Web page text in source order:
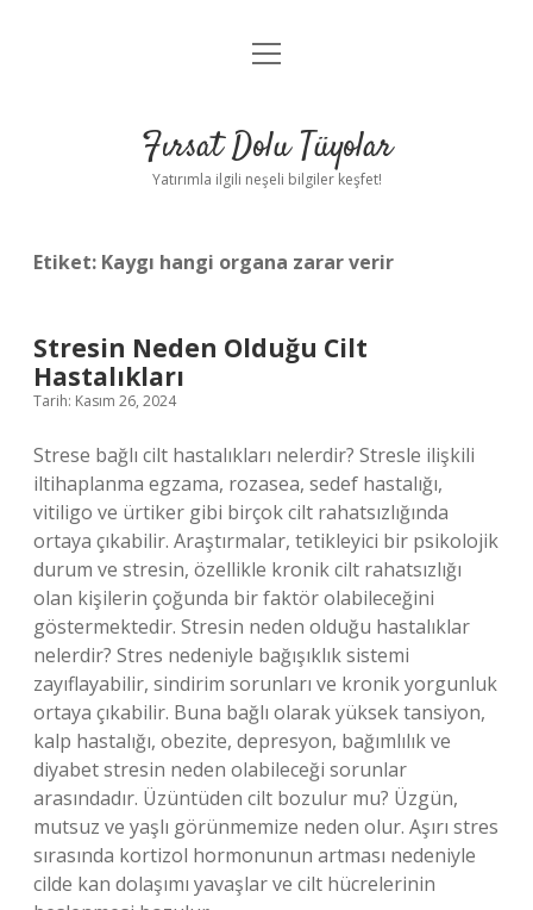
Gizlilik Politikası
Yasal Uyarı
menüyü
Fırsat Dolu Tüyolar
Yatırımla ilgili neşeli bilgiler keşfet!
Etiket: Kaygı hangi organa zarar verir
Stresin Neden Olduğu Cilt
Hastalıkları
Tarih: Kasım 26, 2024
Strese bağlı cilt hastalıkları nelerdir? Stresle ilişkili
iltihaplanma egzama, rozasea, sedef hastalığı,
vitiligo ve ürtiker gibi birçok cilt rahatsızlığında
ortaya çıkabilir. Araştırmalar, tetikleyici bir psikolojik
durum ve stresin, özellikle kronik cilt rahatsızlığı
olan kişilerin çoğunda bir faktör olabileceğini
göstermektedir. Stresin neden olduğu hastalıklar
nelerdir? Stres nedeniyle bağışıklık sistemi
zayıflayabilir, sindirim sorunları ve kronik yorgunluk
ortaya çıkabilir. Buna bağlı olarak yüksek tansiyon,
kalp hastalığı, obezite, depresyon, bağımlılık ve
diyabet stresin neden olabileceği sorunlar
arasındadır. Üzüntüden cilt bozulur mu? Üzgün,
mutsuz ve yaşlı görünmemize neden olur. Aşırı stres
sırasında kortizol hormonunun artması nedeniyle
cilde kan dolaşımı yavaşlar ve cilt hücrelerinin